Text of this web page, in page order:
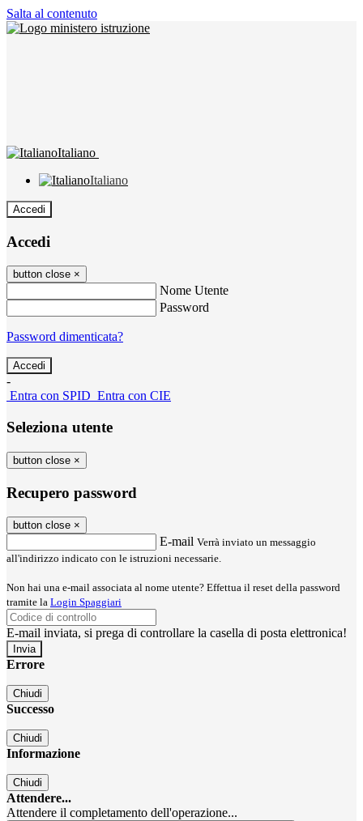
Salta al contenuto
Italiano
Italiano
Accedi
Accedi
button close ×
Nome Utente
Password
Password dimenticata?
-
Entra con SPID Entra con CIE
Seleziona utente
button close ×
Recupero password
button close ×
E-mail Verrà inviato un messaggio
all'indirizzo indicato con le istruzioni necessarie.
Non hai una e-mail associata al nome utente? Effettua il reset della password
tramite la Login Spaggiari
E-mail inviata, si prega di controllare la casella di posta elettronica!
Errore
Chiudi
Successo
Chiudi
Informazione
Chiudi
Attendere...
Attendere il completamento dell'operazione...